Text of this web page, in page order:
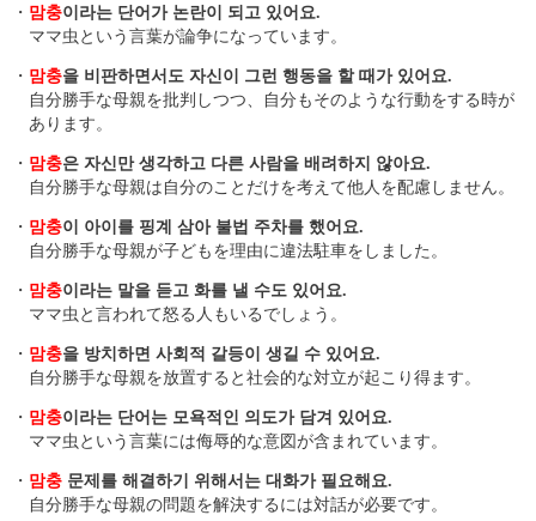
・ 맘충이라는 단어가 논란이 되고 있어요.
ママ虫という言葉が論争になっています。
・ 맘충을 비판하면서도 자신이 그런 행동을 할 때가 있어요.
自分勝手な母親を批判しつつ、自分もそのような行動をする時が
あります。
・ 맘충은 자신만 생각하고 다른 사람을 배려하지 않아요.
自分勝手な母親は自分のことだけを考えて他人を配慮しません。
・ 맘충이 아이를 핑계 삼아 불법 주차를 했어요.
自分勝手な母親が子どもを理由に違法駐車をしました。
・ 맘충이라는 말을 듣고 화를 낼 수도 있어요.
ママ虫と言われて怒る人もいるでしょう。
・ 맘충을 방치하면 사회적 갈등이 생길 수 있어요.
自分勝手な母親を放置すると社会的な対立が起こり得ます。
・ 맘충이라는 단어는 모욕적인 의도가 담겨 있어요.
ママ虫という言葉には侮辱的な意図が含まれています。
・ 맘충 문제를 해결하기 위해서는 대화가 필요해요.
自分勝手な母親の問題を解決するには対話が必要です。